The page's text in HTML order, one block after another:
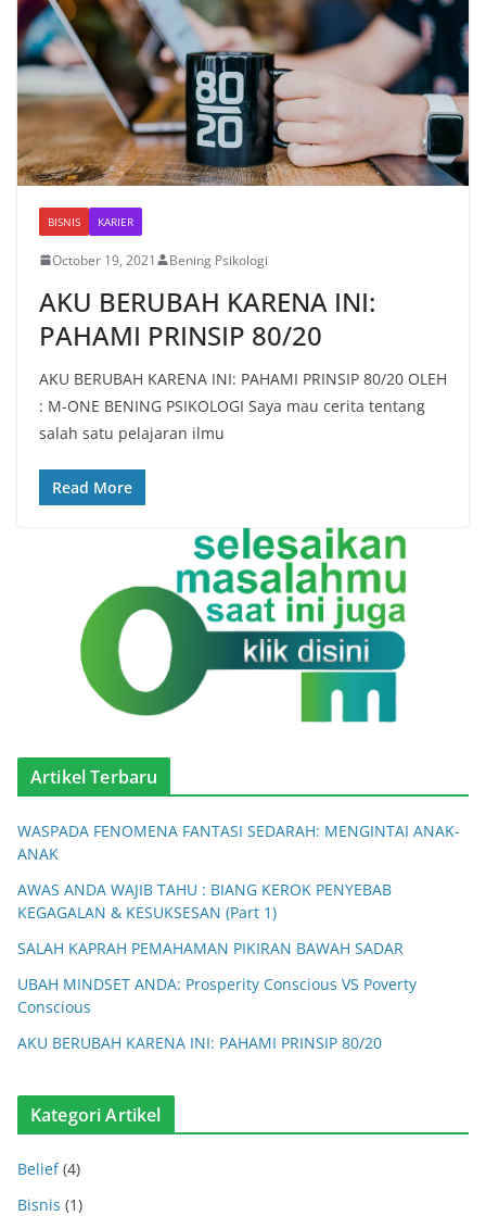
BISNIS KARIER
October 19, 2021 Bening Psikologi
AKU BERUBAH KARENA INI:
PAHAMI PRINSIP 80/20
AKU BERUBAH KARENA INI: PAHAMI PRINSIP 80/20 OLEH
: M-ONE BENING PSIKOLOGI Saya mau cerita tentang
salah satu pelajaran ilmu
Read More
Artikel Terbaru
WASPADA FENOMENA FANTASI SEDARAH: MENGINTAI ANAK-
ANAK
AWAS ANDA WAJIB TAHU : BIANG KEROK PENYEBAB
KEGAGALAN & KESUKSESAN (Part 1)
SALAH KAPRAH PEMAHAMAN PIKIRAN BAWAH SADAR
UBAH MINDSET ANDA: Prosperity Conscious VS Poverty
Conscious
AKU BERUBAH KARENA INI: PAHAMI PRINSIP 80/20
Kategori Artikel
Belief(4)
Bisnis (1)